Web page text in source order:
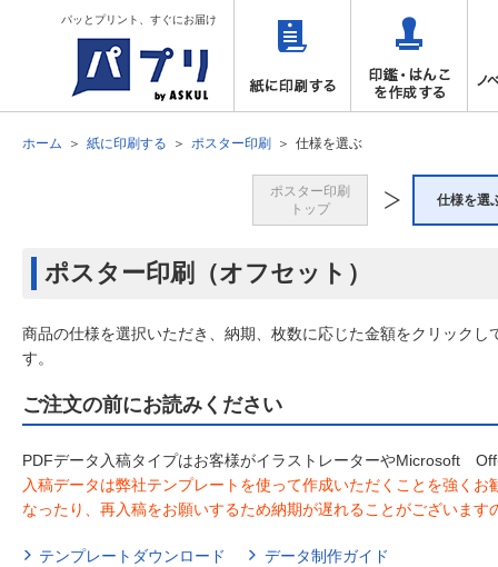
パッとプリント、すぐにお届け
ホーム 紙に印刷する ポスター印刷 仕様を選ぶ
ポスター印刷
トップ
仕様を選
ポスター印刷（オフセット）
商品の仕様を選択いただき、納期、枚数に応じた金額をクリック
す。
ご注文の前にお読みください
PDFデータ入稿タイプはお客様がイラストレーターやMicrosoft
入稿データは弊社テンプレートを使って作成いただくことを強く
なったり、再入稿をお願いするため納期が遅れることがございます
テンプレートダウンロード データ制作ガイド